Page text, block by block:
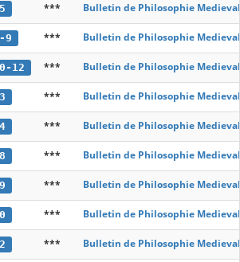
*** Bulletin de Philosophie
9 *** Bulletin de Philosophie
12 *** Bulletin de Philosophie
*** Bulletin de Philosophie
*** Bulletin de Philosophie
*** Bulletin de Philosophie
*** Bulletin de Philosophie
*** Bulletin de Philosophie
*** Bulletin de Philosophie